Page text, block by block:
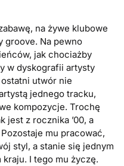
na żywe klubowe
groove. Na pewno
jak chociażby
w dyskografii artysty
ostatni utwór nie
jednego tracku,
kompozycje. Trochę
jest z rocznika ’00, a
mu pracować,
styl, a stanie się jednym
kraju. I tego mu życzę.